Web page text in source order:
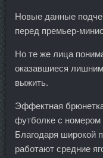
Новые данные
перед премьер-
Но те же лица
оказавшиеся
выжить.
Эффектная
футболке с номером
Благодаря широкой
работают средние